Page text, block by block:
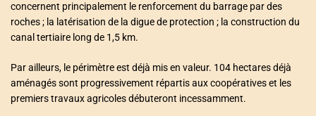
concernent principalement le renforcement du barrage par des
roches ; la latérisation de la digue de protection ; la construction du
canal tertiaire long de 1,5 km.
Par ailleurs, le périmètre est déjà mis en valeur. 104 hectares déjà
aménagés sont progressivement répartis aux coopératives et les
premiers travaux agricoles débuteront incessamment.